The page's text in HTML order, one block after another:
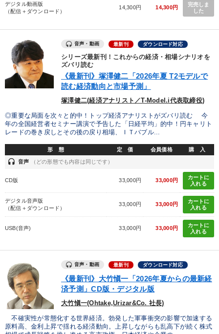
業種
製造業 建設・不動産業
IT・サービス・金融業 コンサルタント 専門家
キーワード
MBA いい会社 SDGs プレゼン FCビジネス
※「更新」を押すと「テーマ」「キーワード」を更新いただけます。
ondemand_video 経営音声・動画を探す refresh 更新する
全国経営者セミナー収録物以外の経営教材（全762タイトル）からお探
しいただけます
【5月】音声・映像
2026年春季全国経営者セミナー収録講演ＣＤ・講演ＤＶＤ・デジ
タル版（音声／動画ストリーミング・ダウンロード）
成功哲学・人間学 改善・生産性向上
デジタル動画版
（配信＋ダウンロード）
14,300円 14,300円
完売しま
した
音声・動画 最新刊 ダウンロード対応
シリーズ最新刊！これからの経済・相場シナリオを
ズバリ読む
《最新刊》塚澤健二「2026年夏 T2モデルで
読む経済動向と市場予測」
塚澤健二(経済アナリスト／T-Model.i代表取締役)
◎重要な局面を次々と的中！トップ経済アナリストがズバリ読む 今
年の全国経営者セミナー講演で予告した「日経平均」的中！円キャリト
レードの巻き戻しとその後の戻り相場、ＩＴバブル...
形 態 定 価 会員価格 購 入
headset 音声 （どの形態でも内容は同じです）
CD版 33,000円 33,000円
カートに
入れる
デジタル音声版
（配信＋ダウンロード）
33,000円 33,000円
カートに
入れる
USB(音声) 33,000円 33,000円
カートに
入れる
音声・動画 最新刊 ダウンロード対応
《最新刊》大竹愼一「2026年夏からの最新経
済予測」CD版・デジタル版
大竹愼一(Ohtake,Urizar&Co. 社長)
不確実性が常態化する世界経済。勃発した軍事衝突の影響で加速する
原料高、金利上昇で揺れる経済動向。上昇しながらも乱高下が続く株式